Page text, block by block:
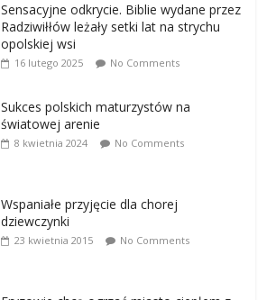
Sensacyjne odkrycie. Biblie wydane przez
Radziwiłłów leżały setki lat na strychu
opolskiej wsi
16 lutego 2025 No Comments
Sukces polskich maturzystów na
światowej arenie
8 kwietnia 2024 No Comments
Wspaniałe przyjęcie dla chorej
dziewczynki
23 kwietnia 2015 No Comments